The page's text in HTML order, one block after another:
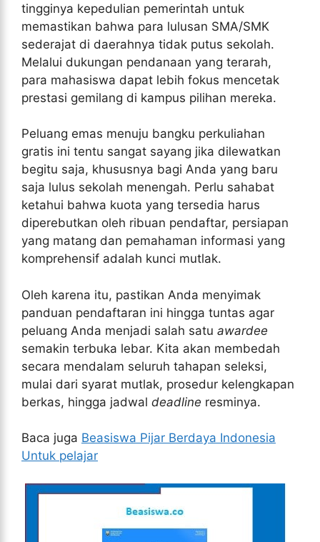
tingginya kepedulian pemerintah untuk
memastikan bahwa para lulusan SMA/SMK
sederajat di daerahnya tidak putus sekolah.
Melalui dukungan pendanaan yang terarah,
para mahasiswa dapat lebih fokus mencetak
prestasi gemilang di kampus pilihan mereka.
Peluang emas menuju bangku perkuliahan
gratis ini tentu sangat sayang jika dilewatkan
begitu saja, khususnya bagi Anda yang baru
saja lulus sekolah menengah. Perlu sahabat
ketahui bahwa kuota yang tersedia harus
diperebutkan oleh ribuan pendaftar, persiapan
yang matang dan pemahaman informasi yang
komprehensif adalah kunci mutlak.
Oleh karena itu, pastikan Anda menyimak
panduan pendaftaran ini hingga tuntas agar
peluang Anda menjadi salah satu awardee
semakin terbuka lebar. Kita akan membedah
secara mendalam seluruh tahapan seleksi,
mulai dari syarat mutlak, prosedur kelengkapan
berkas, hingga jadwal deadline resminya.
Baca juga Beasiswa Pijar Berdaya Indonesia
Untuk pelajar